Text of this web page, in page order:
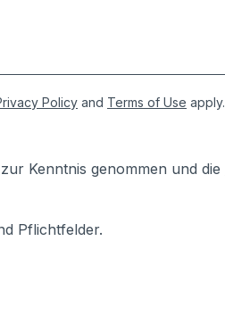
Policy and Terms of Use apply.
zur Kenntnis genommen und die
Pflichtfelder.